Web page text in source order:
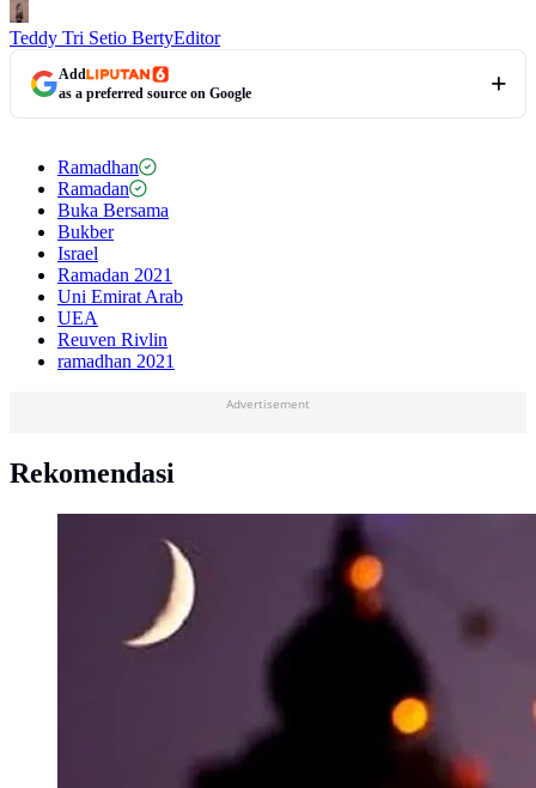
Teddy Tri Setio BertyEditor
Add
as a preferred source on Google
Ramadhan
Ramadan
Buka Bersama
Bukber
Israel
Ramadan 2021
Uni Emirat Arab
UEA
Reuven Rivlin
ramadhan 2021
Advertisement
Rekomendasi